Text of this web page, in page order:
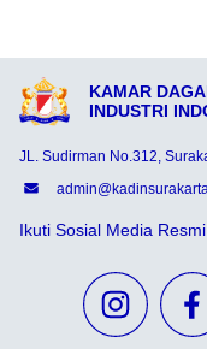
KAMAR
INDUSTRI
JL. Sudirman No.312,
Ikuti Sosial Media